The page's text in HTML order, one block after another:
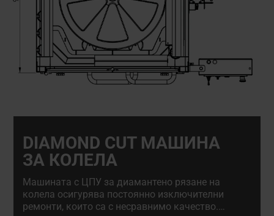
DIAMOND CUT МАШИНА
ЗА КОЛЕЛА
Машината с ЦПУ за диамантено рязане на
колела осигурява постоянно изключителни
ремонти, които са с несравнимо качество.